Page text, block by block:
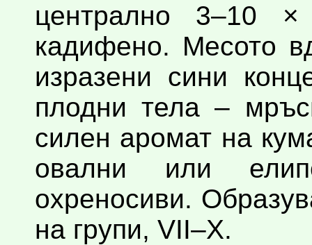
централно 3–10
кадифено. Месото
изразени сини
плодни тела –
силен аромат на
овални или
охреносиви.
на групи, VII–X.